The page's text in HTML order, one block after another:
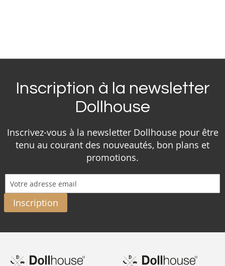
Inscription à la newsletter
Dollhouse
Inscrivez-vous à la newsletter Dollhouse pour être
tenu au courant des nouveautés, bon plans et
promotions.
Inscription